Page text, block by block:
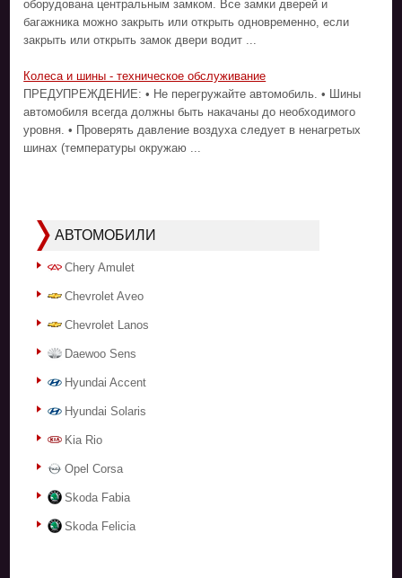
оборудована центральным замком. Все замки дверей и
багажника можно закрыть или открыть одновременно, если
закрыть или открыть замок двери водит ...
Колеса и шины - техническое обслуживание
ПРЕДУПРЕЖДЕНИЕ: • Не перегружайте автомобиль. • Шины
автомобиля всегда должны быть накачаны до необходимого
уровня. • Проверять давление воздуха следует в ненагретых
шинах (температуры окружаю ...
АВТОМОБИЛИ
Chery Amulet
Chevrolet Aveo
Chevrolet Lanos
Daewoo Sens
Hyundai Accent
Hyundai Solaris
Kia Rio
Opel Corsa
Skoda Fabia
Skoda Felicia